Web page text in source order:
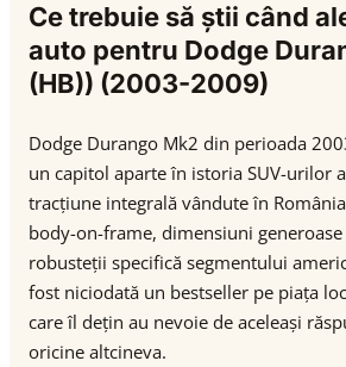
Ce trebuie să știi când
auto pentru Dodge
(HB)) (2003-2009)
Dodge Durango Mk2 din perioada
un capitol aparte în istoria SUV-urilor
tracțiune integrală vândute în
body-on-frame, dimensiuni
robusteții specifică segmentului
fost niciodată un bestseller pe piața
care îl dețin au nevoie de aceleași
oricine altcineva.